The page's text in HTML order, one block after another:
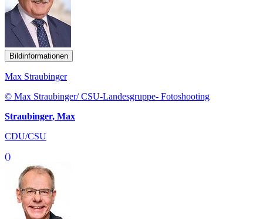
Bildinformationen
Max Straubinger
© Max Straubinger/ CSU-Landesgruppe- Fotoshooting
Straubinger, Max
CDU/CSU
()